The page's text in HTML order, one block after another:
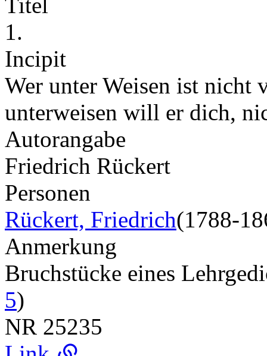
1.
Incipit
Wer unter Weisen ist nicht
unterweisen will er dich,
Autorangabe
Friedrich Rückert
Personen
Rückert, Friedrich(1788-
Anmerkung
Bruchstücke eines
5)
NR 25235